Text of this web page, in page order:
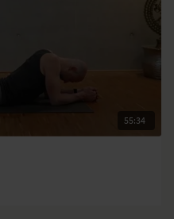
55:34